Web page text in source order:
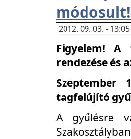
módosult!
2012. 09. 03. -
Figyelem! A
rendezése és
Szeptember
tagfelújító
A gyűlésre